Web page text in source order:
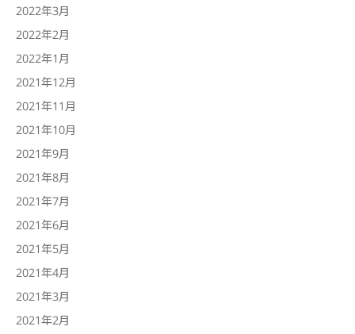
2022年3月
2022年2月
2022年1月
2021年12月
2021年11月
2021年10月
2021年9月
2021年8月
2021年7月
2021年6月
2021年5月
2021年4月
2021年3月
2021年2月